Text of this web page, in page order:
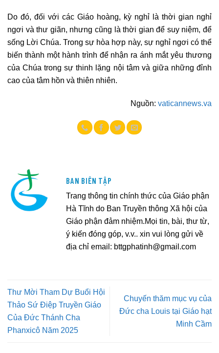
Do đó, đối với các Giáo hoàng, kỳ nghỉ là thời gian nghỉ
ngơi và thư giãn, nhưng cũng là thời gian để suy niệm, để
sống Lời Chúa. Trong sự hòa hợp này, sự nghỉ ngơi có thể
biến thành một hành trình để nhận ra ánh mắt yêu thương
của Chúa trong sự thinh lặng nội tâm và giữa những đỉnh
cao của tâm hồn và thiên nhiên.
Nguồn: vaticannews.va
BAN BIÊN TẬP
Trang thông tin chính thức của Giáo phận
Hà Tĩnh do Ban Truyền thông Xã hội của
Giáo phận đảm nhiệm.Mọi tin, bài, thư từ,
ý kiến đóng góp, v.v.. xin vui lòng gửi về
địa chỉ email: bttgphatinh@gmail.com
Thư Mời Tham Dự Buổi Hội
Thảo Sứ Điệp Truyền Giáo
Của Đức Thánh Cha
Phanxicô Năm 2025
Chuyến thăm mục vụ của
Đức cha Louis tại Giáo hạt
Minh Cầm